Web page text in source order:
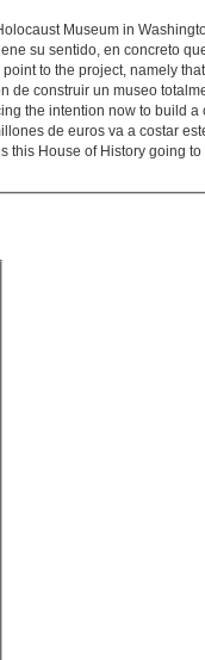
Museum in
su sentido, en concreto
to the project, namely
de construir un museo
the intention now to build
de euros va a costar
this House of History going